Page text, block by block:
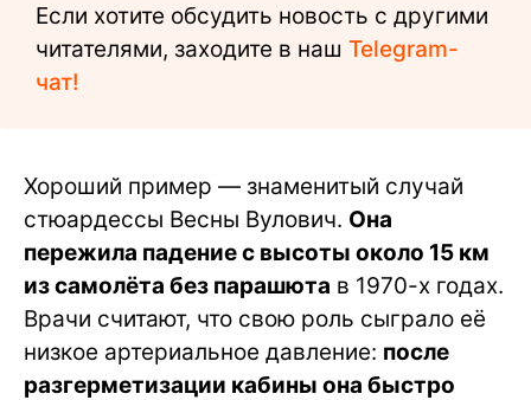
Если хотите обсудить новость с другими
читателями, заходите в наш Telegram-
чат!
Хороший пример — знаменитый случай
стюардессы Весны Вулович. Она
пережила падение с высоты около 15 км
из самолёта без парашюта в 1970-х годах.
Врачи считают, что свою роль сыграло её
низкое артериальное давление: после
разгерметизации кабины она быстро